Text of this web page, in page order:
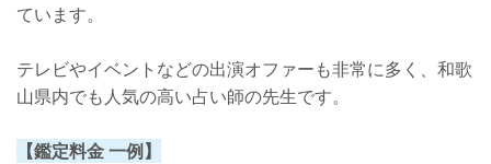
ています。
テレビやイベントなどの出演オファーも非常に多く、和歌
山県内でも人気の高い占い師の先生です。
【鑑定料金 一例】